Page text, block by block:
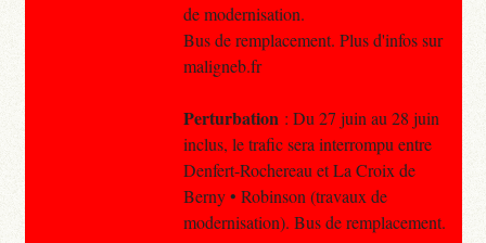
de modernisation.
Bus de remplacement. Plus d'infos sur
maligneb.fr
Perturbation : Du 27 juin au 28 juin
inclus, le trafic sera interrompu entre
Denfert-Rochereau et La Croix de
Berny • Robinson (travaux de
modernisation). Bus de remplacement.